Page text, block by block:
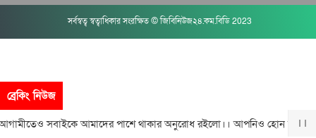
সর্বস্বত্ব স্বত্বাধিকার সংরক্ষিত © জিবিনিউজ২৪.কম.বিডি 2023
ব্রেকিং নিউজ
সবাইকে আমাদের পাশে থাকার অনুরোধ রইলো।। আপনিও হোন আমাদের